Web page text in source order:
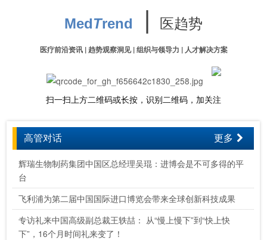
MedTrend ∣ 医趋势
医疗前沿资讯 | 趋势观察洞见 | 组织与领导力 | 人才解决方案
扫一扫上方二维码或长按，识别二维码，加关注
高管对话 更多
辉瑞生物制药集团中国区总经理吴琨：进博会是不可多得的平
台
飞利浦为第二届中国国际进口博览会带来全球创新科技成果
专访礼来中国高级副总裁王轶喆： 从“慢上慢下”到“快上快
下”，16个月时间礼来变了！